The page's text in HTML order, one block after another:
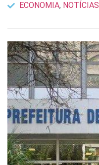
ECONOMIA, NOTÍCIAS